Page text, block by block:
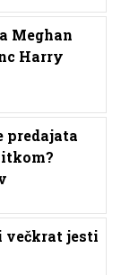
Meghan
Harry
predajata
večkrat jesti